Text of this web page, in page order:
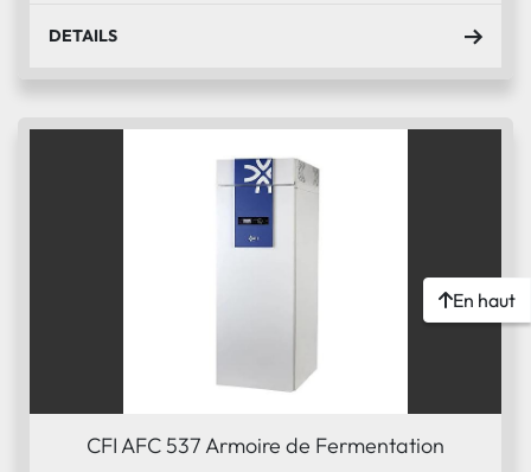
DETAILS
CFI AFC 537 Armoire de Fermentation
En haut